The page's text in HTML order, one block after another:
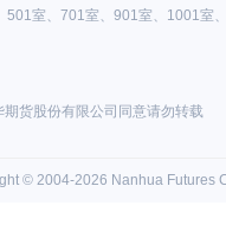
501室、701室、901室、1001室
货股份有限公司同意请勿转载
© 2004-2026 Nanhua Futures